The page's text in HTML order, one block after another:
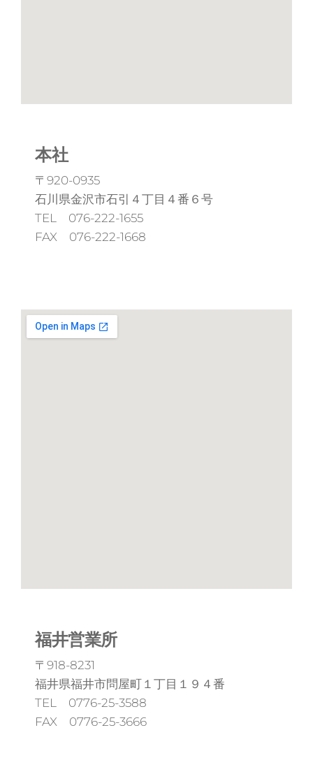
本社
〒920-0935
石川県金沢市石引４丁目４番６号
TEL 076-222-1655
FAX 076-222-1668
福井営業所
〒918-8231
福井県福井市問屋町１丁目１９４番
TEL 0776-25-3588
FAX 0776-25-3666